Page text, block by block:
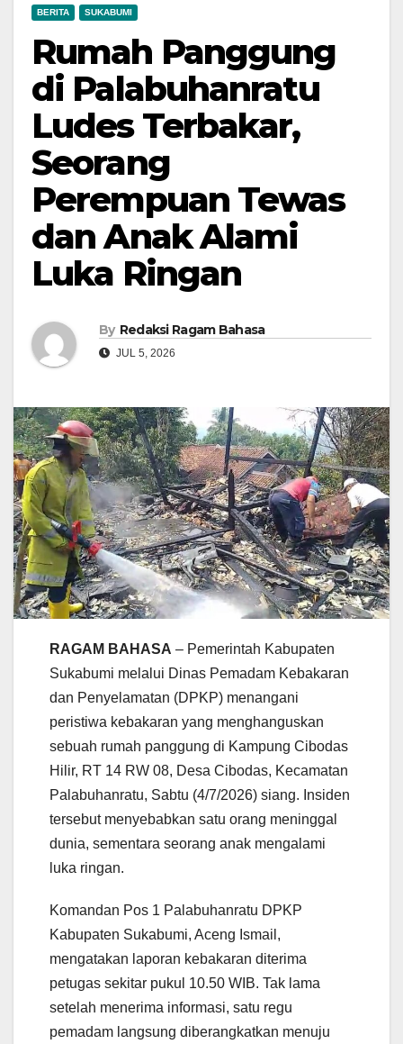
BERITA SUKABUMI
Rumah Panggung
di Palabuhanratu
Ludes Terbakar,
Seorang
Perempuan Tewas
dan Anak Alami
Luka Ringan
By Redaksi Ragam Bahasa
JUL 5, 2026
RAGAM BAHASA – Pemerintah Kabupaten
Sukabumi melalui Dinas Pemadam Kebakaran
dan Penyelamatan (DPKP) menangani
peristiwa kebakaran yang menghanguskan
sebuah rumah panggung di Kampung Cibodas
Hilir, RT 14 RW 08, Desa Cibodas, Kecamatan
Palabuhanratu, Sabtu (4/7/2026) siang. Insiden
tersebut menyebabkan satu orang meninggal
dunia, sementara seorang anak mengalami
luka ringan.
Komandan Pos 1 Palabuhanratu DPKP
Kabupaten Sukabumi, Aceng Ismail,
mengatakan laporan kebakaran diterima
petugas sekitar pukul 10.50 WIB. Tak lama
setelah menerima informasi, satu regu
pemadam langsung diberangkatkan menuju